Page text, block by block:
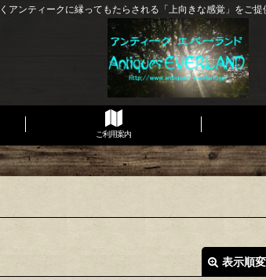
くアンティークに縁ってもたらされる「上向きな感覚」
ご利用案内
表示順